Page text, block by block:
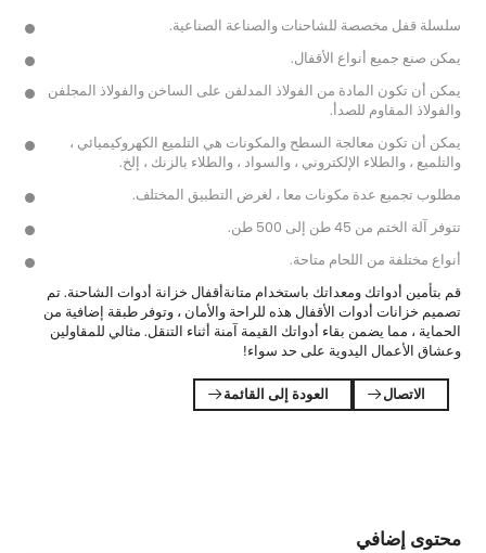
سلسلة قفل مخصصة للشاحنات والصناعة الصناعية.
يمكن صنع جميع أنواع الأقفال.
يمكن أن تكون المادة من الفولاذ المدلفن على الساخن والفولاذ المجلفن
والفولاذ المقاوم للصدأ.
يمكن أن تكون معالجة السطح والمكونات هي التلميع الكهروكيميائي ،
والتلميع ، والطلاء الإلكتروني ، والسواد ، والطلاء بالزنك ، إلخ.
مطلوب تجميع عدة مكونات معا ، لغرض التطبيق المختلف.
تتوفر آلة الختم من 45 طن إلى 500 طن.
أنواع مختلفة من اللحام متاحة.
قم بتأمين أدواتك ومعداتك باستخدام متانةأقفال خزانة أدوات الشاحنة. تم
تصميم خزانات أدوات الأقفال هذه للراحة والأمان ، وتوفر طبقة إضافية من
الحماية ، مما يضمن بقاء أدواتك القيمة آمنة أثناء التنقل. مثالي للمقاولين
وعشاق الأعمال اليدوية على حد سواء!
الاتصال العودة إلى القائمة
محتوى إضافي